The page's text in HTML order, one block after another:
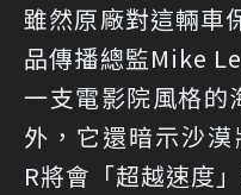
雖然原廠對這輛車
品傳播總監Mike
一支電影院風格的
外，它還暗示沙
R將會「超越速度